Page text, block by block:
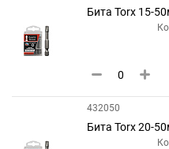
Бита Torx 15-
432050
Бита Torx 20-